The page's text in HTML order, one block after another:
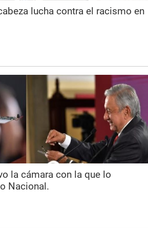
lucha contra el racismo en
la cámara con la que lo
Nacional.